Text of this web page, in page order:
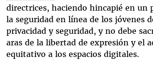
directrices, haciendo hincapié en un
la seguridad en línea de los jóvenes
privacidad y seguridad, y no debe
aras de la libertad de expresión y el
equitativo a los espacios digitales.